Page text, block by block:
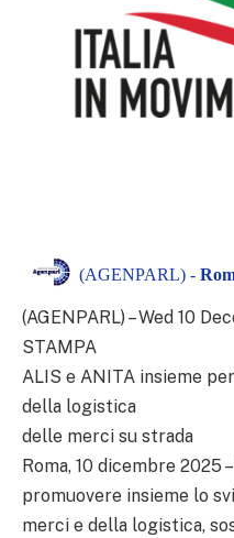
(AGENPARL) -
(AGENPARL) – Wed 10
STAMPA
ALIS e ANITA insieme
della logistica
delle merci su strada
Roma, 10 dicembre 2025
promuovere insieme lo
merci e della logistica,